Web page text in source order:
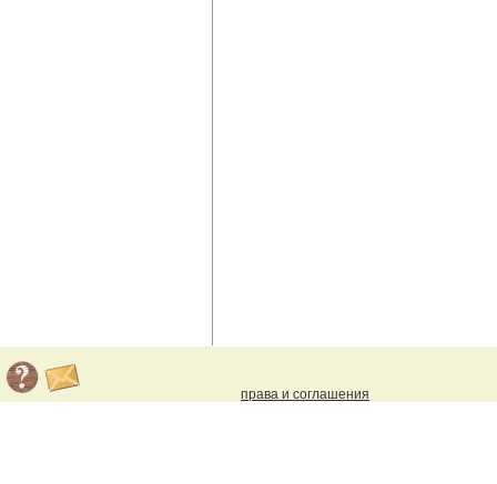
права и соглашения